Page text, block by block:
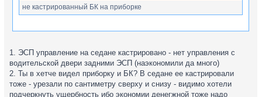
не кастрированный БК на приборке
Цитата:
мягкие вставки на подлокотниках
1. ЭСП управление на седане кастрировано - нет управления с
водительской двери задними ЭСП (наэкономили да много)
2. Ты в хетче видел приборку и БК? В седане ее кастрировали
тоже - урезали по сантиметру сверху и снизу - видимо хотели
подчеркнуть ущербность ибо экономии денегжной тоже надо